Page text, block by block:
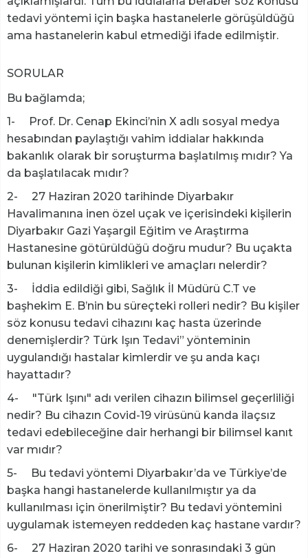
tedavi yöntemi için başka hastanelerle görüşüldüğü
ama hastanelerin kabul etmediği ifade edilmiştir.
SORULAR
Bu bağlamda;
1- Prof. Dr. Cenap Ekinci’nin X adlı sosyal medya
hesabından paylaştığı vahim iddialar hakkında
bakanlık olarak bir soruşturma başlatılmış mıdır? Ya
da başlatılacak mıdır?
2- 27 Haziran 2020 tarihinde Diyarbakır
Havalimanına inen özel uçak ve içerisindeki kişilerin
Diyarbakır Gazi Yaşargil Eğitim ve Araştırma
Hastanesine götürüldüğü doğru mudur? Bu uçakta
bulunan kişilerin kimlikleri ve amaçları nelerdir?
3- İddia edildiği gibi, Sağlık İl Müdürü C.T ve
başhekim E. B’nin bu süreçteki rolleri nedir? Bu kişiler
söz konusu tedavi cihazını kaç hasta üzerinde
denemişlerdir? Türk Işın Tedavi” yönteminin
uygulandığı hastalar kimlerdir ve şu anda kaçı
hayattadır?
4- "Türk Işını" adı verilen cihazın bilimsel geçerliliği
nedir? Bu cihazın Covid-19 virüsünü kanda ilaçsız
tedavi edebileceğine dair herhangi bir bilimsel kanıt
var mıdır?
5- Bu tedavi yöntemi Diyarbakır’da ve Türkiye’de
başka hangi hastanelerde kullanılmıştır ya da
kullanılması için önerilmiştir? Bu tedavi yöntemini
uygulamak istemeyen reddeden kaç hastane vardır?
6- 27 Haziran 2020 tarihi ve sonrasındaki 3 gün